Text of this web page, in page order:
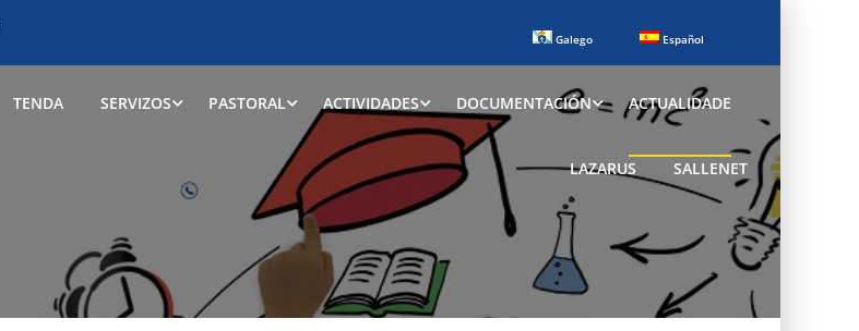
Galego Español
TENDA SERVIZOS PASTORAL ACTIVIDADES DOCUMENTACIÓN ACTUALIDADE
LAZARUS SALLENET